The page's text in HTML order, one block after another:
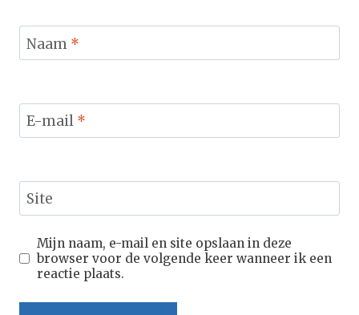
Naam *
E-mail *
Site
Mijn naam, e-mail en site opslaan in deze
browser voor de volgende keer wanneer ik een
reactie plaats.